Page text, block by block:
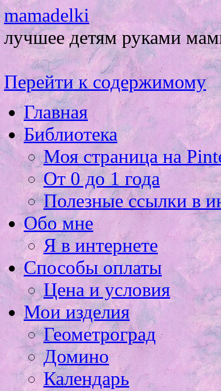
mamadelki
лучшее детям руками
Перейти к содержимому
Главная
Библиотека
Моя страница на
От 0 до 1 года
Полезные ссылки в
Обо мне
Я в интернете
Способы оплаты
Цена и условия
Мои изделия
Геометроград
Домино
Календарь